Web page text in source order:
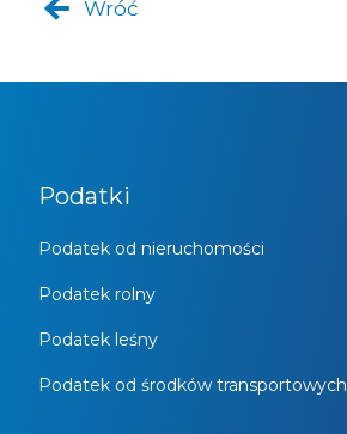
Wróć
Podatki
Podatek od nieruchomości
Podatek rolny
Podatek leśny
Podatek od środków transportowych